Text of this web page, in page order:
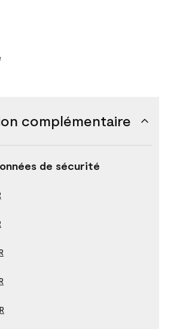
complémentaire
de sécurité